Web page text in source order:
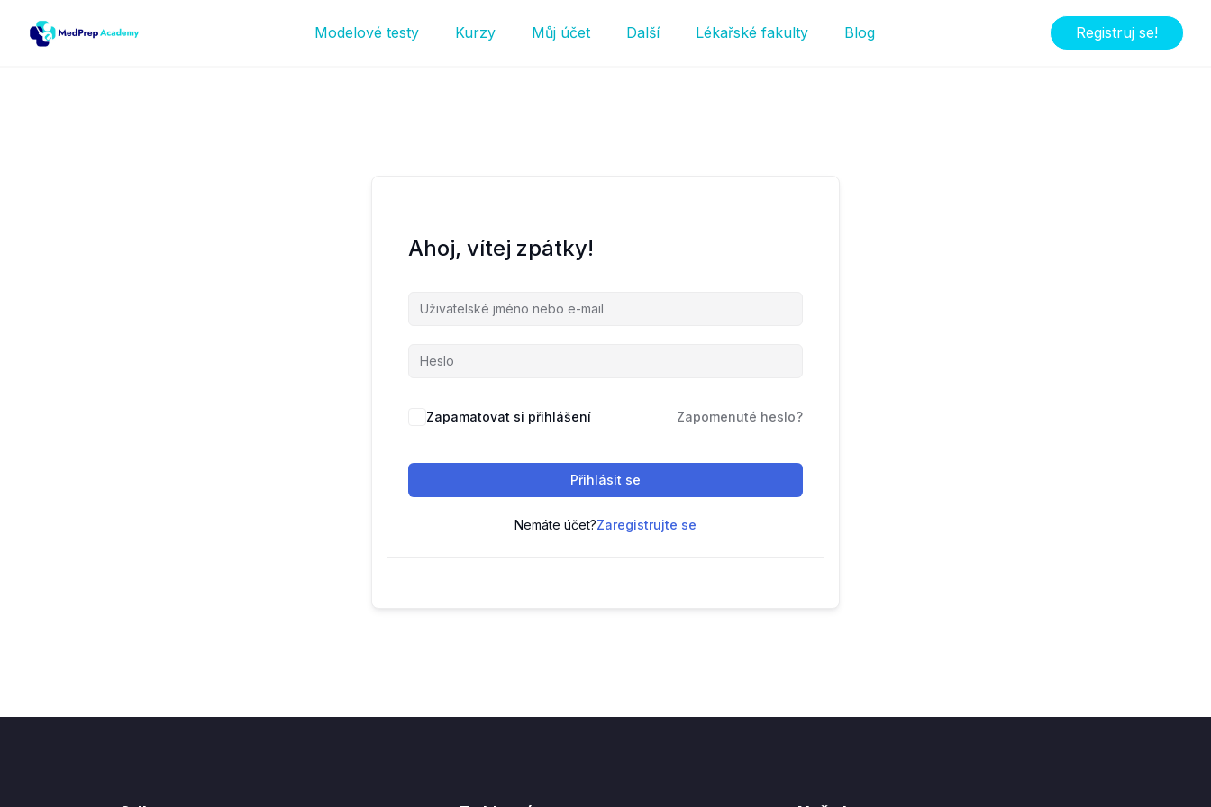
Modelové testy Kurzy Můj účet Další Lékařské fakulty Blog Registruj se!
Ahoj, vítej zpátky!
Zapamatovat si přihlášení Zapomenuté heslo?
Přihlásit se
Nemáte účet?Zaregistrujte se